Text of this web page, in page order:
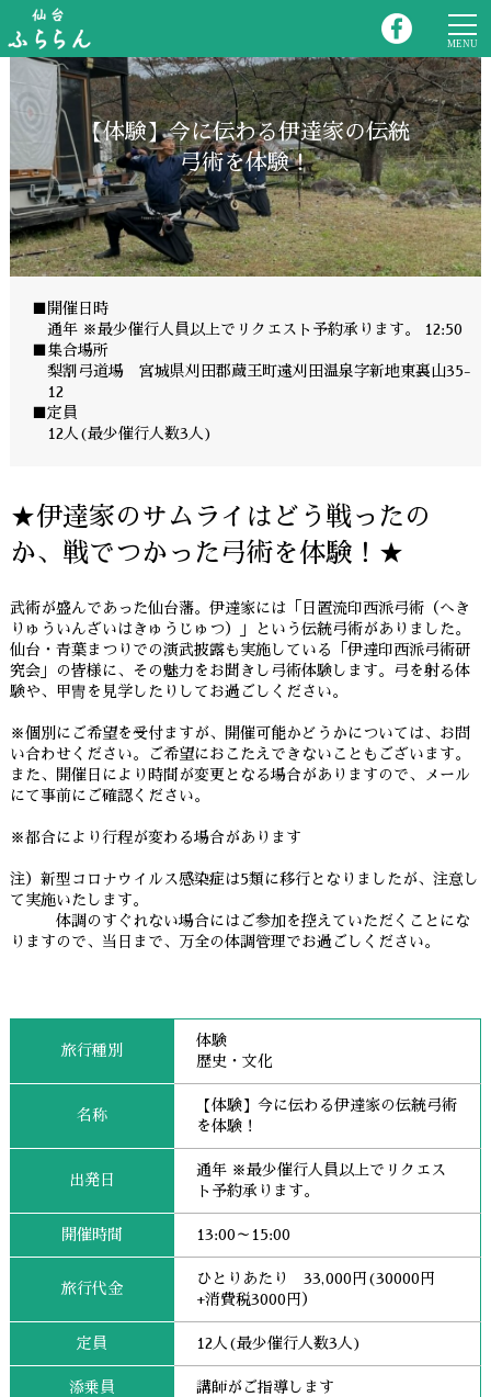
【体験】今に伝わる伊達家の伝統
弓術を体験！
■開催日時
通年 ※最少催行人員以上でリクエスト予約承ります。 12:50
■集合場所
梨割弓道場 宮城県刈田郡蔵王町遠刈田温泉字新地東裏山35-
12
■定員
12人(最少催行人数3人)
★伊達家のサムライはどう戦ったの
か、戦でつかった弓術を体験！★
武術が盛んであった仙台藩。伊達家には「日置流印西派弓術（へき
りゅういんざいはきゅうじゅつ）」という伝統弓術がありました。
仙台・青葉まつりでの演武披露も実施している「伊達印西派弓術研
究会」の皆様に、その魅力をお聞きし弓術体験します。弓を射る体
験や、甲冑を見学したりしてお過ごしください。
※個別にご希望を受付ますが、開催可能かどうかについては、お問
い合わせください。ご希望におこたえできないこともございます。
また、開催日により時間が変更となる場合がありますので、メール
にて事前にご確認ください。
※都合により行程が変わる場合があります
注）新型コロナウイルス感染症は5類に移行となりましたが、注意し
て実施いたします。
体調のすぐれない場合にはご参加を控えていただくことにな
りますので、当日まで、万全の体調管理でお過ごしください。
旅行種別
体験
歴史・文化
名称
【体験】今に伝わる伊達家の伝統弓術
を体験！
出発日
通年 ※最少催行人員以上でリクエス
ト予約承ります。
開催時間 13:00～15:00
旅行代金
ひとりあたり 33,000円(30000円
+消費税3000円）
定員 12人(最少催行人数3人)
添乗員 講師がご指導します